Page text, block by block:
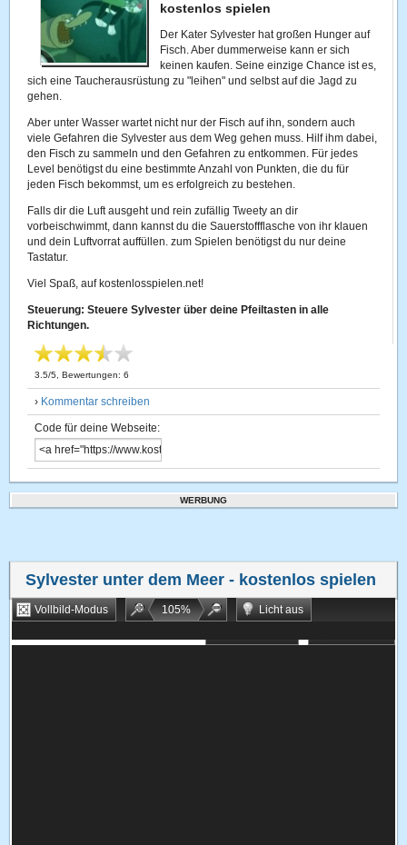
kostenlos spielen
Der Kater Sylvester hat großen Hunger auf
Fisch. Aber dummerweise kann er sich
keinen kaufen. Seine einzige Chance ist es,
sich eine Taucherausrüstung zu "leihen" und selbst auf die Jagd zu
gehen.
Aber unter Wasser wartet nicht nur der Fisch auf ihn, sondern auch
viele Gefahren die Sylvester aus dem Weg gehen muss. Hilf ihm dabei,
den Fisch zu sammeln und den Gefahren zu entkommen. Für jedes
Level benötigst du eine bestimmte Anzahl von Punkten, die du für
jeden Fisch bekommst, um es erfolgreich zu bestehen.
Falls dir die Luft ausgeht und rein zufällig Tweety an dir
vorbeischwimmt, dann kannst du die Sauerstoffflasche von ihr klauen
und dein Luftvorrat auffüllen. zum Spielen benötigst du nur deine
Tastatur.
Viel Spaß, auf kostenlosspielen.net!
Steuerung: Steuere Sylvester über deine Pfeiltasten in alle
Richtungen.
3.5/5 , Bewertungen:6
› Kommentar schreiben
Code für deine Webseite:
WERBUNG
Sylvester unter dem Meer - kostenlos spielen
Vollbild-Modus 105%
Licht aus